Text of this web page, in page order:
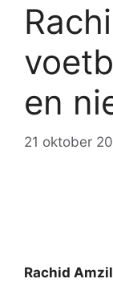
en
21 oktober
Rachid